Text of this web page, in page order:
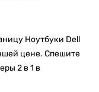
Ноутбуки Dell
цене. Спешите
2 в 1 в